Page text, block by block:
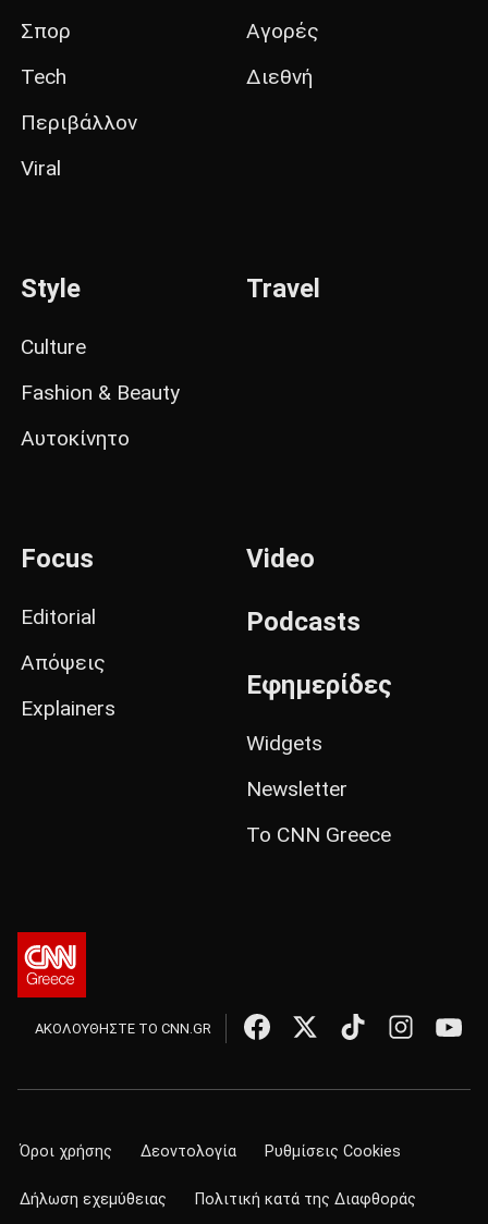
Σπορ
Tech
Περιβάλλον
Viral
Αγορές
Διεθνή
Style
Culture
Fashion & Beauty
Αυτοκίνητο
Travel
Focus
Editorial
Απόψεις
Explainers
Video
Podcasts
Εφημερίδες
Widgets
Newsletter
Το CNN Greece
ΑΚΟΛΟΥΘΗΣΤΕ ΤΟ CNN.GR
Όροι χρήσης Δεοντολογία Ρυθμίσεις Cookies
Δήλωση εχεμύθειας Πολιτική κατά της Διαφθοράς